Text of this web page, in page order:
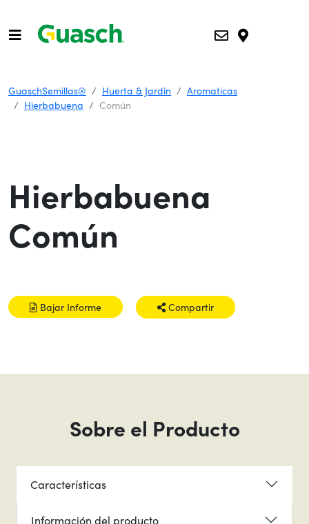
GuaschSemillas® Huerta & Jardin
Aromaticas
Hierbabuena
Común
Hierbabuena
Común
Bajar Informe Compartir
Sobre el Producto
Características
Información del producto